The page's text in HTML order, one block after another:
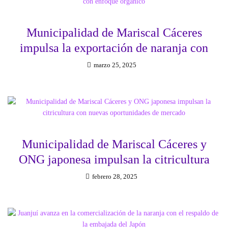
Municipalidad de Mariscal Cáceres
impulsa la exportación de naranja con
marzo 25, 2025
Municipalidad de Mariscal Cáceres y
ONG japonesa impulsan la citricultura
febrero 28, 2025